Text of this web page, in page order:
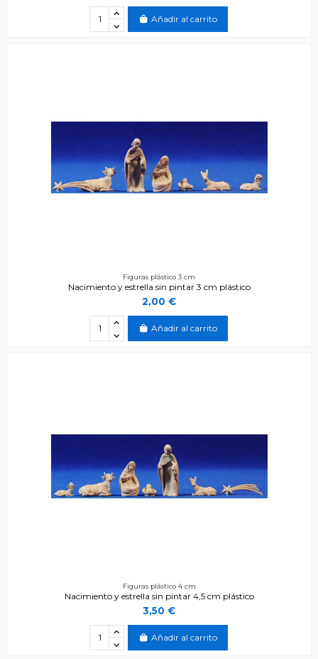
Añadir al carrito
Figuras plástico 3 cm
Nacimiento y estrella sin pintar 3 cm plástico
2,00 €
Añadir al carrito
Figuras plástico 4 cm
Nacimiento y estrella sin pintar 4,5 cm plástico
3,50 €
Añadir al carrito